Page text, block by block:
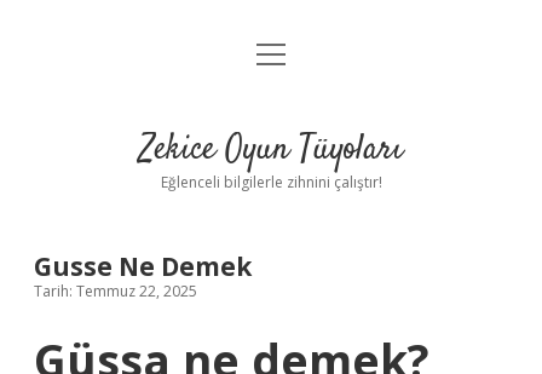
Anasayfa
Yasal Uyarı
menüyü
Zekice Oyun Tüyoları
Eğlenceli bilgilerle zihnini çalıştır!
Gusse Ne Demek
Tarih: Temmuz 22, 2025
Güssa ne demek?